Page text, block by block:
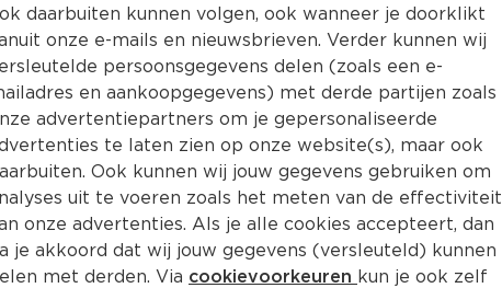
daarbuiten kunnen volgen, ook wanneer je doorklikt
onze e-mails en nieuwsbrieven. Verder kunnen wij
persoonsgegevens delen (zoals een e-
en aankoopgegevens) met derde partijen zoals
advertentiepartners om je gepersonaliseerde
te laten zien op onze website(s), maar ook
Ook kunnen wij jouw gegevens gebruiken om
uit te voeren zoals het meten van de effectiviteit
onze advertenties. Als je alle cookies accepteert, dan
je akkoord dat wij jouw gegevens (versleuteld) kunnen
met derden. Via cookievoorkeuren kun je ook zelf